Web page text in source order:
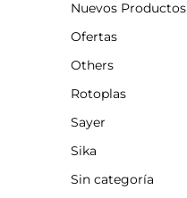
Nuevos Productos
Ofertas
Others
Rotoplas
Sayer
Sika
Sin categoría